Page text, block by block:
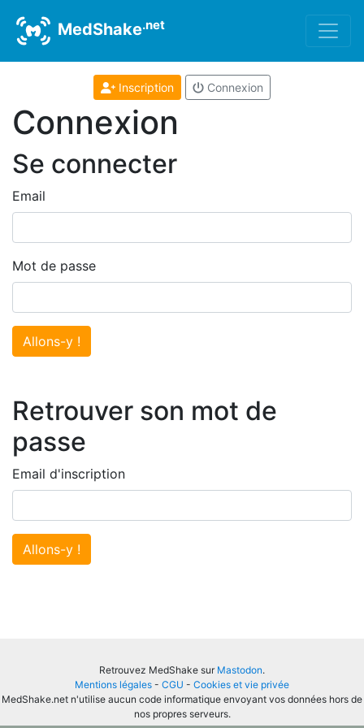
MedShake.net
Inscription Connexion
Connexion
Se connecter
Email
Mot de passe
Allons-y !
Retrouver son mot de
passe
Email d'inscription
Allons-y !
Retrouvez MedShake sur Mastodon.
Mentions légales - CGU - Cookies et vie privée
MedShake.net n'utilise aucun code informatique envoyant vos données hors de
nos propres serveurs.